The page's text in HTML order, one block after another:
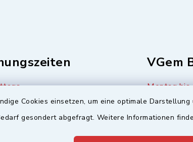
Cookies einsetzen, um eine optimale
gesondert abgefragt. Weitere Informationen
08:00-12:00 Uhr
08:00-11:00 Uhr
VGem
Montag bis
8:00-